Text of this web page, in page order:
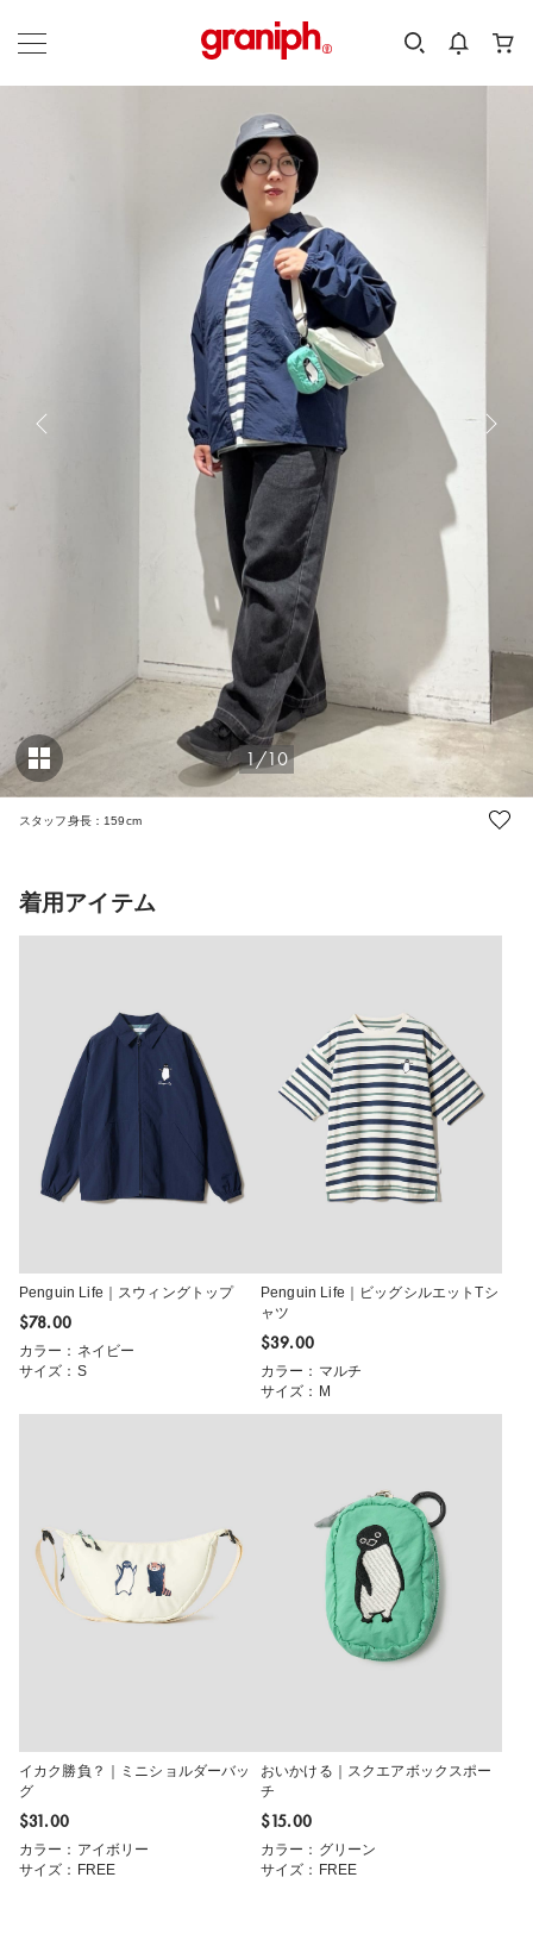
カテゴリーから探す
MEN KIDS
1/10
スタッフ身長：159cm
着用アイテム
Penguin Life｜スウィングトップ
$‌78.00
カラー：ネイビー
サイズ：S
Penguin Life｜ビッグシルエットTシ
ャツ
$‌39.00
カラー：マルチ
サイズ：M
イカク勝負？｜ミニショルダーバッ
グ
$‌31.00
カラー：アイボリー
サイズ：FREE
おいかける｜スクエアボックスポー
チ
$‌15.00
カラー：グリーン
サイズ：FREE